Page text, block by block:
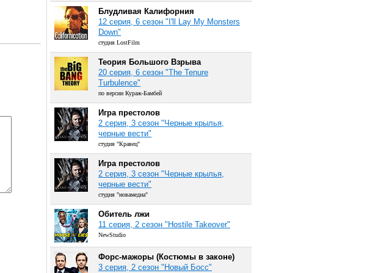
Блудливая Калифорния
12 серия, 6 сезон "I'll Lay My Monsters
Down"
студия LostFilm
Теория Большого Взрыва
20 серия, 6 сезон "The Tenure
Turbulence"
по версии Кураж-Бамбей
Игра престолов
2 серия, 3 сезон "Черные крылья,
черные вести"
студия "Кравец"
Игра престолов
2 серия, 3 сезон "Черные крылья,
черные вести"
студия "новамедиа"
Обитель лжи
11 серия, 2 сезон "Hostile Takeover"
NewStudio
Форс-мажоры (Костюмы в законе)
3 серия, 2 сезон "Новый Босс"